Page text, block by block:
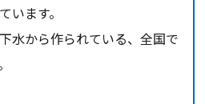
います。
水から作られている、全国で